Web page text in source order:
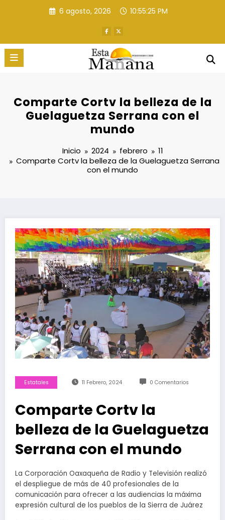
6 agosto, 2026 10:55:26 PM
Comparte Cortv la belleza de la
Guelaguetza Serrana con el
mundo
Inicio 2024 febrero
11
Comparte Cortv la belleza de la Guelaguetza Serrana
con el mundo
Estatales 11 Febrero, 2024 0 Comentarios
Comparte Cortv la
belleza de la Guelaguetza
Serrana con el mundo
La Corporación Oaxaqueña de Radio y Televisión realizó
el despliegue de más de 40 profesionales de la
comunicación para ofrecer a las audiencias la máxima
expresión cultural de los pueblos de la Sierra de Juárez